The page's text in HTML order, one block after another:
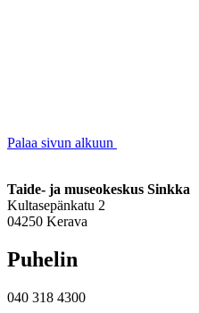
Palaa sivun alkuun
Taide- ja museokeskus Sinkka
Kultasepänkatu 2
04250 Kerava
Puhelin
040 318 4300